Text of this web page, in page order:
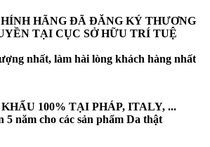
HÃNG ĐÃ ĐĂNG KÝ THƯƠNG
TẠI CỤC SỞ HỮU TRÍ TUỆ
nhất, làm hài lòng khách hàng nhất
100% TẠI PHÁP, ITALY, ...
5 năm cho các sản phẩm Da thật